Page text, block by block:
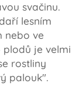
svačinu.
lesním
nebo ve
plodů je velmi
rostliny
palouk".